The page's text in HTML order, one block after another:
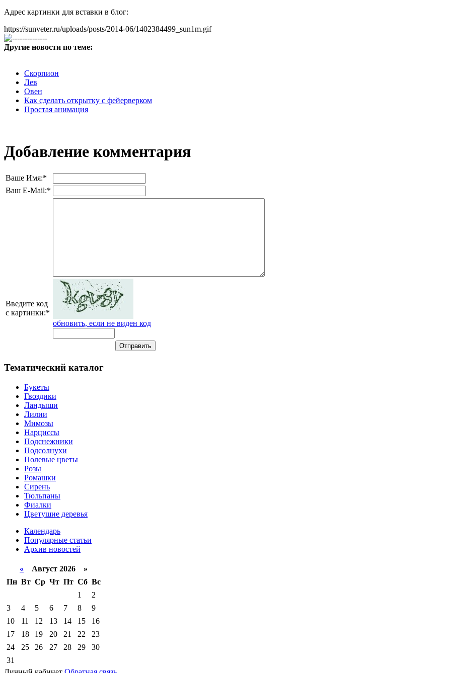
Адрес картинки для вставки в блог:
https://sunveter.ru/uploads/posts/2014-06/1402384499_sun1m.gif
Другие новости по теме:
Скорпион
Лев
Овен
Как сделать открытку с фейерверком
Простая анимация
Добавление комментария
Ваше Имя:*
Ваш E-Mail:*
Введите код
с картинки:*
обновить, если не виден код
Тематический каталог
Букеты
Гвоздики
Ландыши
Лилии
Мимозы
Нарциссы
Подснежники
Подсолнухи
Полевые цветы
Розы
Ромашки
Сирень
Тюльпаны
Фиалки
Цветушие деревья
Календарь
Популярные статьи
Архив новостей
« Август 2026 »
Пн Вт Ср Чт Пт Сб Вс
1
2
3
4 5 6 7 8
9
10
11 12 13 14 15
16
17
18 19 20 21 22
23
24
25 26 27 28 29
30
31